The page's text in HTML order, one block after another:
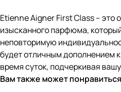
Etienne Aigner First Class – это
изысканного парфюма,
неповторимую
будет отличным дополнением
время суток, подчеркивая
Вам также может понравиться